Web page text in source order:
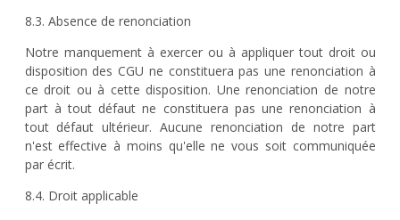
8.3. Absence de renonciation
Notre manquement à exercer ou à appliquer tout droit ou
disposition des CGU ne constituera pas une renonciation à
ce droit ou à cette disposition. Une renonciation de notre
part à tout défaut ne constituera pas une renonciation à
tout défaut ultérieur. Aucune renonciation de notre part
n'est effective à moins qu'elle ne vous soit communiquée
par écrit.
8.4. Droit applicable